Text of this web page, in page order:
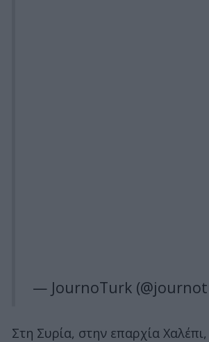
— JournoTurk
Στη Συρία, στην επαρχία